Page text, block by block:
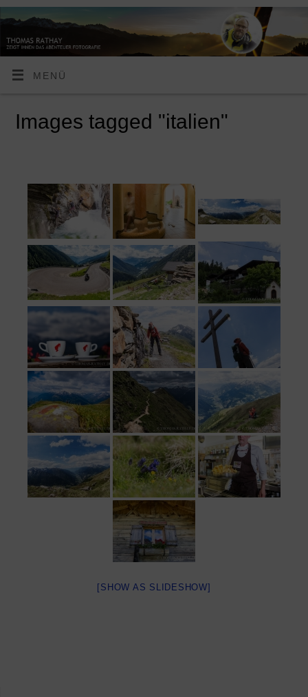
MENÜ
Images tagged "italien"
[SHOW AS SLIDESHOW]